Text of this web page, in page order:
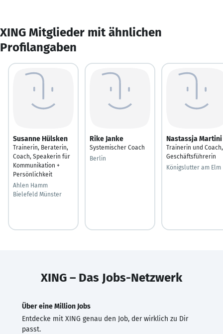
XING Mitglieder mit ähnlichen
Profilangaben
Susanne Hülsken
Trainerin, Beraterin,
Coach, Speakerin für
Kommunikation +
Persönlichkeit
Ahlen Hamm
Bielefeld Münster
Rike Janke
Systemischer Coach
Berlin
Nastassja Martini
Trainerin und Coach,
Geschäftsführerin
Königslutter am Elm
XING – Das Jobs-Netzwerk
Über eine Million Jobs
Entdecke mit XING genau den Job, der wirklich zu Dir
passt.